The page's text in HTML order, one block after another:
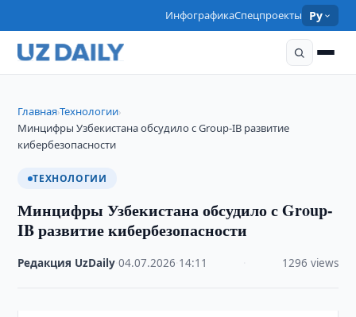
ИнфографикаСпецпроекты Ру
Главная›Технологии›
Минцифры Узбекистана обсудило с Group-IB развитие
кибербезопасности
ТЕХНОЛОГИИ
Минцифры Узбекистана обсудило с Group-
IB развитие кибербезопасности
Редакция UzDaily ·04.07.2026 14:11 1296 views